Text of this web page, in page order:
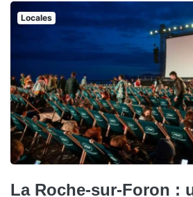
Locales
La Roche-sur-Foron :